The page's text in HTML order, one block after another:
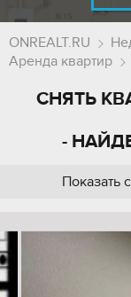
ONREALT.RU
Аренда квартир
СНЯТЬ
-
Показать